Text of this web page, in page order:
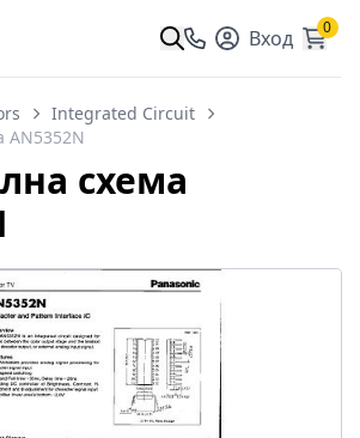
Вход 0
Integrated Circuit
AN5352N
схема